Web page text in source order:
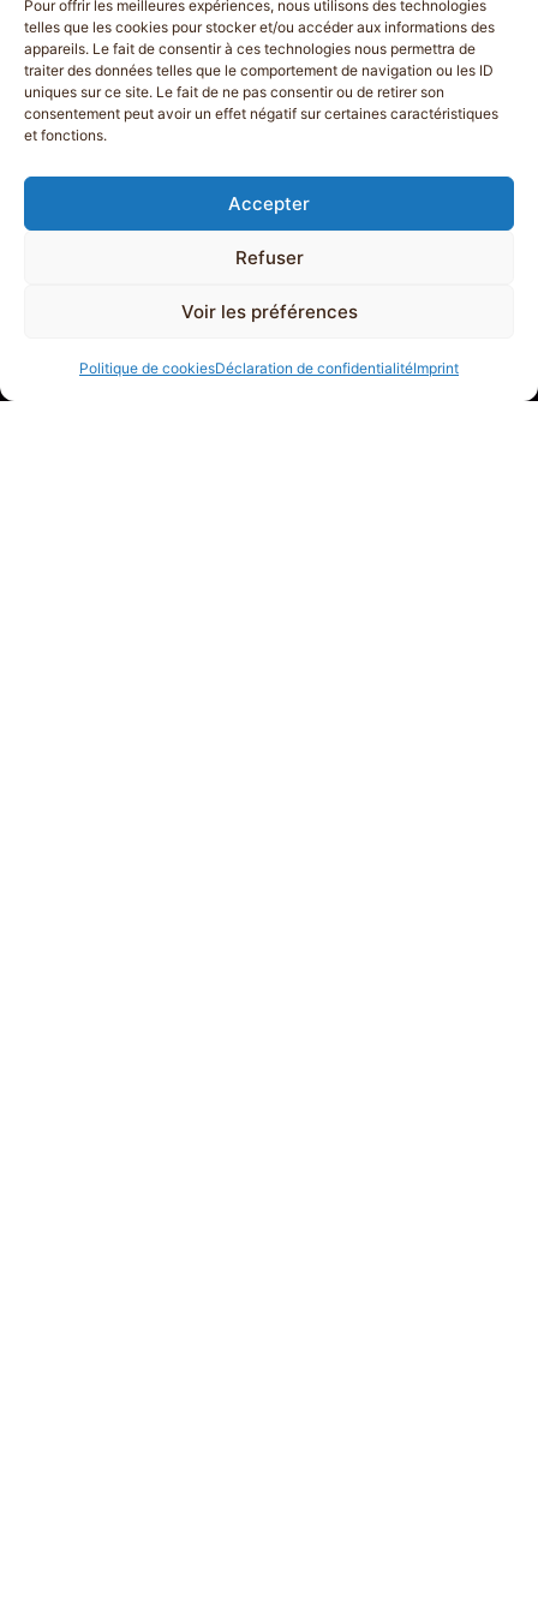
Pour offrir les meilleures expériences, nous utilisons des technologies
telles que les cookies pour stocker et/ou accéder aux informations des
appareils. Le fait de consentir à ces technologies nous permettra de
traiter des données telles que le comportement de navigation ou les ID
uniques sur ce site. Le fait de ne pas consentir ou de retirer son
consentement peut avoir un effet négatif sur certaines caractéristiques
et fonctions.
Accepter
Refuser
Voir les préférences
Politique de cookiesDéclaration de confidentialitéImprint
Une soirée hors du temps
dès 6 ans